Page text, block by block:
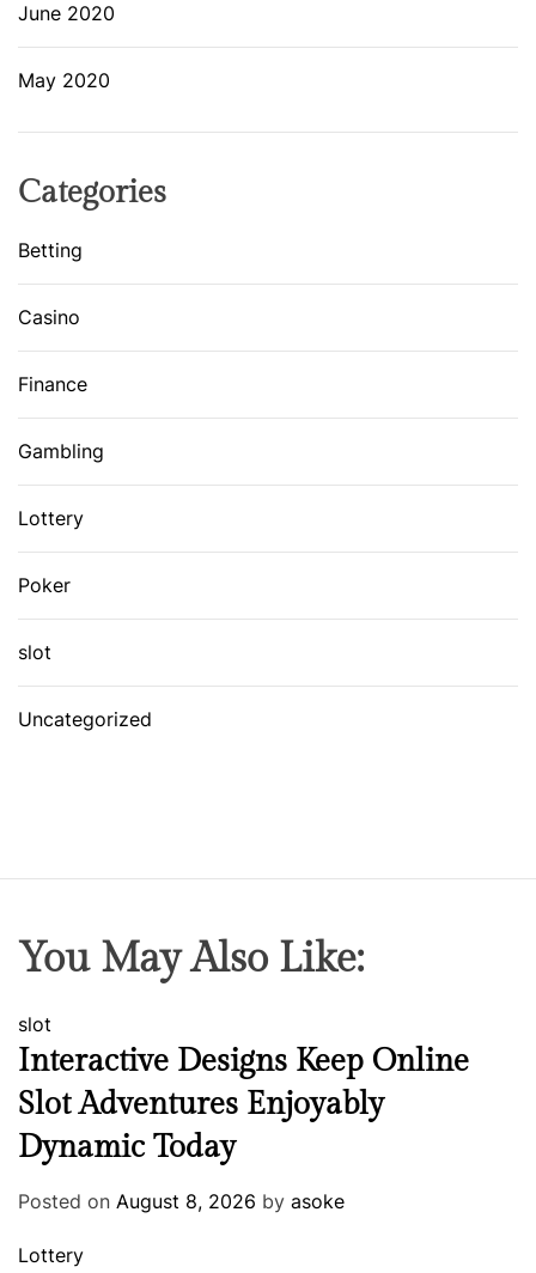
June 2020
May 2020
Categories
Betting
Casino
Finance
Gambling
Lottery
Poker
slot
Uncategorized
You May Also Like:
slot
Interactive Designs Keep Online
Slot Adventures Enjoyably
Dynamic Today
Posted on August 8, 2026 by asoke
Lottery